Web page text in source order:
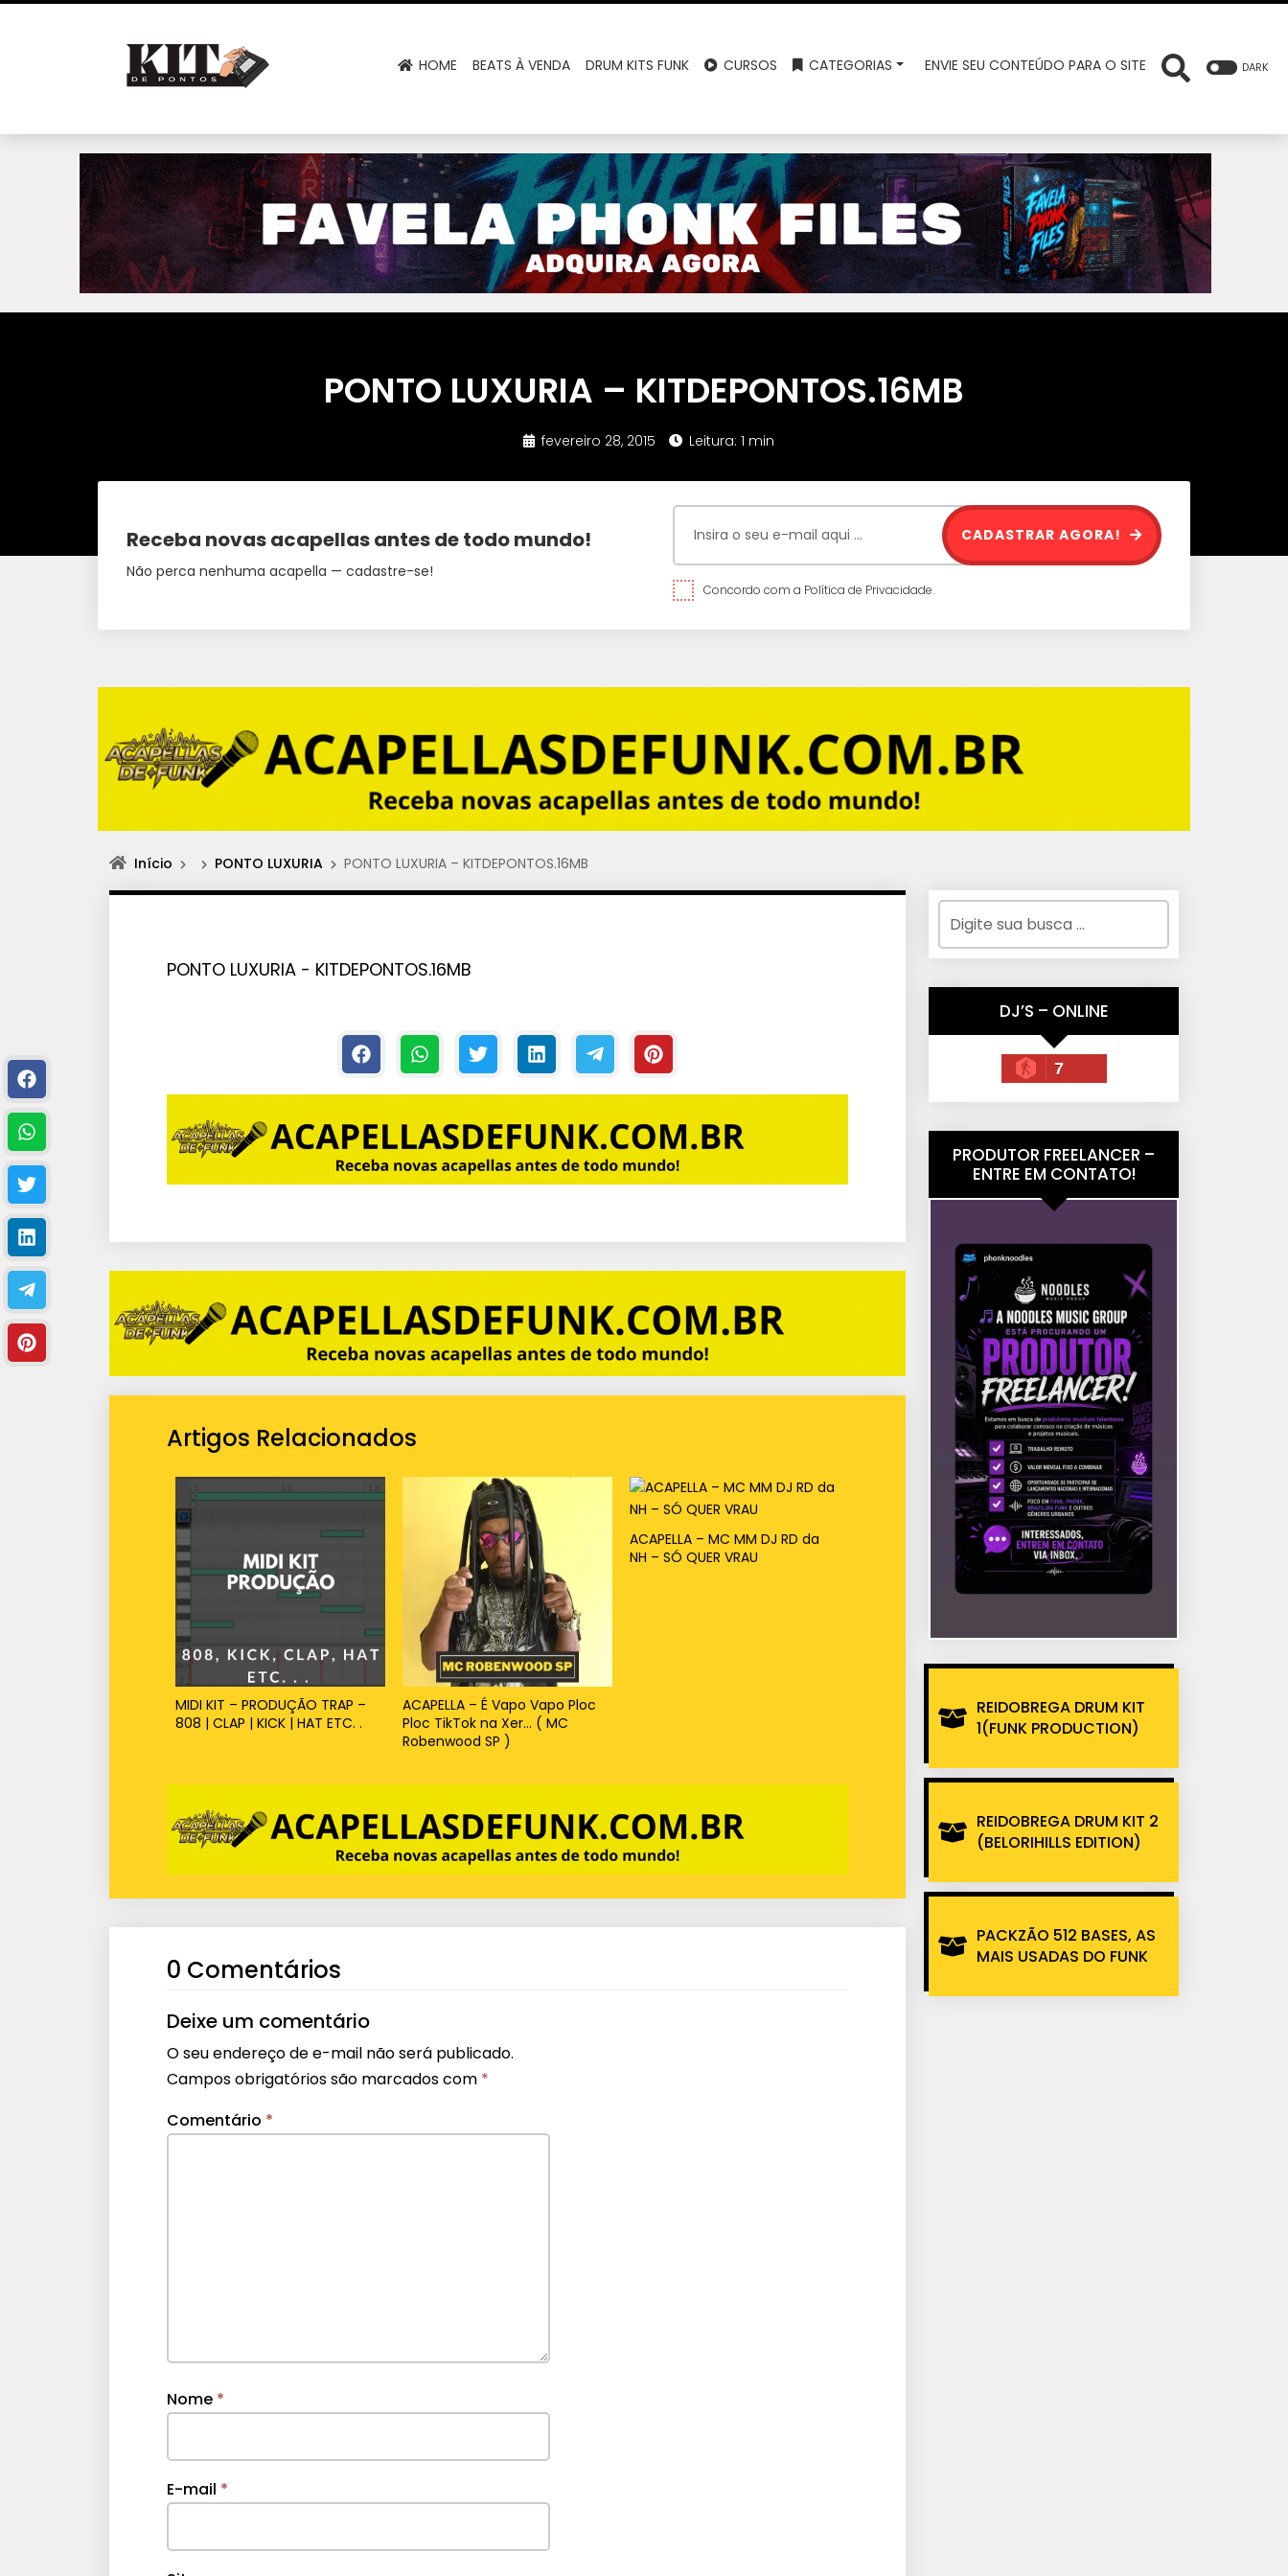
HOME BEATS À VENDA DRUM KITS FUNK CURSOS CATEGORIAS ENVIE SEU CONTEÚDO PARA O SITE DARK
PONTO LUXURIA – KITDEPONTOS.16MB
fevereiro 28, 2015 Leitura: 1 min
Receba novas acapellas antes de todo mundo!
Não perca nenhuma acapella — cadastre-se!
Concordo com a Política de Privacidade.
CADASTRAR AGORA!
Início PONTO LUXURIA PONTO LUXURIA – KITDEPONTOS.16MB
PONTO LUXURIA - KITDEPONTOS.16MB
Artigos Relacionados
MIDI KIT – PRODUÇÃO TRAP –
808 | CLAP | KICK | HAT ETC. .
ACAPELLA – É Vapo Vapo Ploc
Ploc TikTok na Xer… ( MC
Robenwood SP )
ACAPELLA – MC MM DJ RD da
NH – SÓ QUER VRAU
0 Comentários
Deixe um comentário
O seu endereço de e-mail não será publicado.
Campos obrigatórios são marcados com *
Comentário *
Nome *
E-mail *
DJ’S – ONLINE
7
PRODUTOR FREELANCER –
ENTRE EM CONTATO!
REIDOBREGA DRUM KIT
1(FUNK PRODUCTION)
REIDOBREGA DRUM KIT 2
(BELORIHILLS EDITION)
PACKZÃO 512 BASES, AS
MAIS USADAS DO FUNK